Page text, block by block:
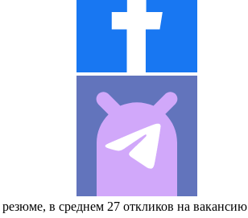
резюме, в среднем 27 откликов на вакансию